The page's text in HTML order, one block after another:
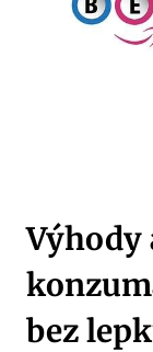
Výhody
bez